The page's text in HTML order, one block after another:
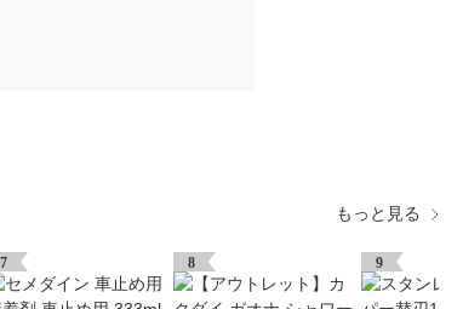
もっと見る
7 8 9